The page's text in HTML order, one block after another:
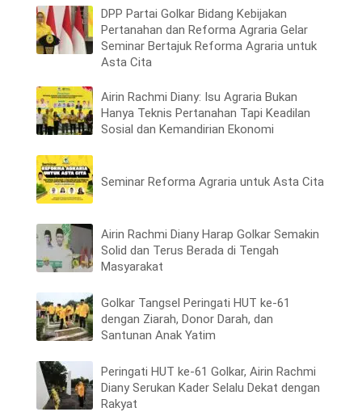
DPP Partai Golkar Bidang Kebijakan
Pertanahan dan Reforma Agraria Gelar
Seminar Bertajuk Reforma Agraria untuk
Asta Cita
Airin Rachmi Diany: Isu Agraria Bukan
Hanya Teknis Pertanahan Tapi Keadilan
Sosial dan Kemandirian Ekonomi
Seminar Reforma Agraria untuk Asta Cita
Airin Rachmi Diany Harap Golkar Semakin
Solid dan Terus Berada di Tengah
Masyarakat
Golkar Tangsel Peringati HUT ke-61
dengan Ziarah, Donor Darah, dan
Santunan Anak Yatim
Peringati HUT ke-61 Golkar, Airin Rachmi
Diany Serukan Kader Selalu Dekat dengan
Rakyat